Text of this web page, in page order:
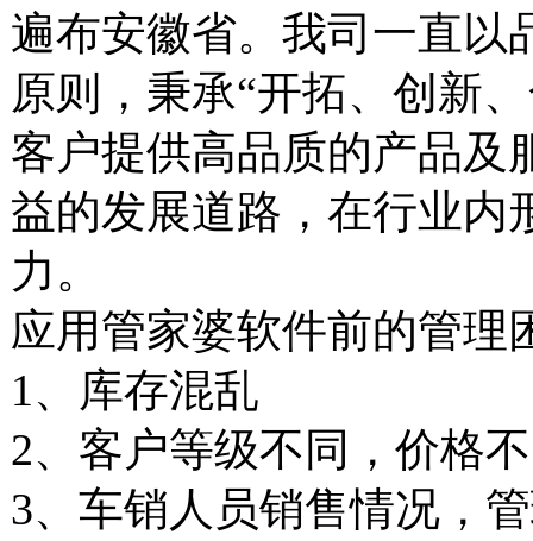
遍布安徽省。我司一直以
原则，秉承“开拓、创新
客户提供高品质的产品及
益的发展道路，在行业内
力。
应用管家婆软件前的管理
1、 库存混乱
2、 客户等级不同，价格
3、 车销人员销售情况，